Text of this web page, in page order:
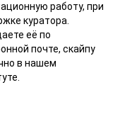
работу, при
куратора.
её по
почте, скайпу
в нашем